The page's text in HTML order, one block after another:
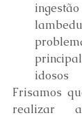
idosos
Frisamos
realizar